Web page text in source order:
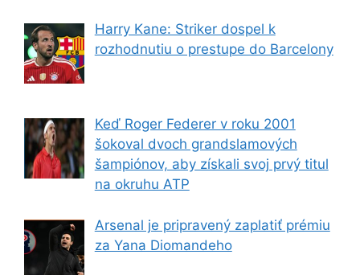
Harry Kane: Striker dospel k
rozhodnutiu o prestupe do Barcelony
Keď Roger Federer v roku 2001
šokoval dvoch grandslamových
šampiónov, aby získali svoj prvý titul
na okruhu ATP
Arsenal je pripravený zaplatiť prémiu
za Yana Diomandeho